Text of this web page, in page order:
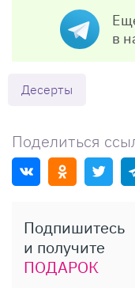
в
Десерты
Поделиться
Подпишитесь
и получите
ПОДАРОК